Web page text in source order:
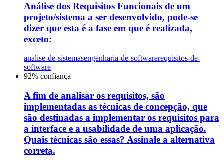
Análise dos Requisitos Funcionais de um
projeto/sistema a ser desenvolvido, pode-se
dizer que esta é a fase em que é realizada,
exceto:
analise-de-sistemasengenharia-de-softwarerequisitos-de-
software
92% confiança
A fim de analisar os requisitos, são
implementadas as técnicas de concepção, que
são destinadas a implementar os requisitos para
a interface e a usabilidade de uma aplicação.
Quais técnicas são essas? Assinale a alternativa
correta.